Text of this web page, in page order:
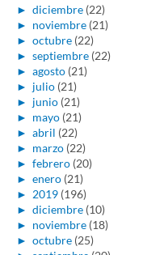
► diciembre (22)
► noviembre (21)
► octubre (22)
► septiembre (22)
► agosto (21)
► julio (21)
► junio (21)
► mayo (21)
► abril (22)
► marzo (22)
► febrero (20)
► enero (21)
► 2019 (196)
► diciembre (10)
► noviembre (18)
► octubre (25)